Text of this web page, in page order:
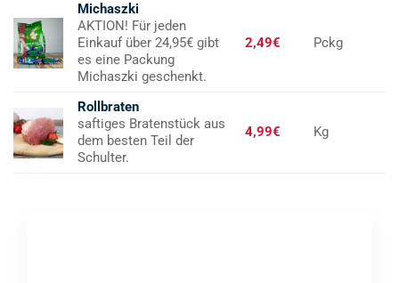
Michaszki
AKTION! Für jeden
Einkauf über 24,95€ gibt
es eine Packung
Michaszki geschenkt.
2,49€ Pckg
Rollbraten
saftiges Bratenstück aus
dem besten Teil der
Schulter.
4,99€ Kg